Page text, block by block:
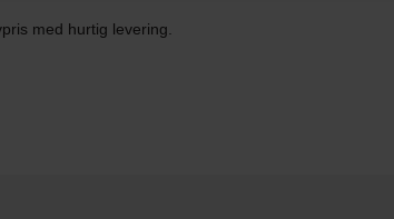
med hurtig levering.